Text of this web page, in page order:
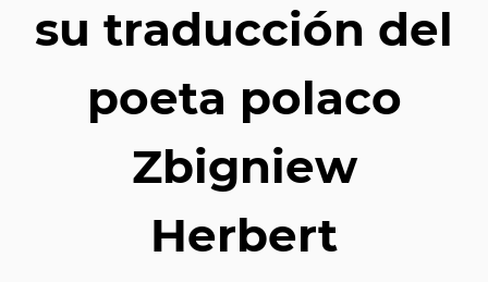
su traducción del
poeta polaco
Zbigniew
Herbert